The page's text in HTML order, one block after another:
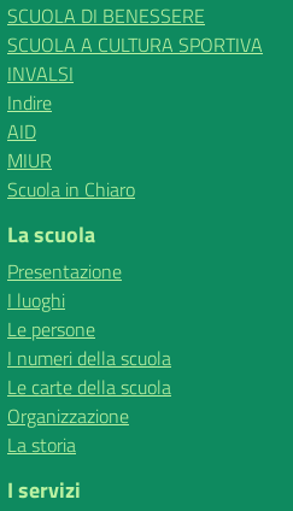
SCUOLA DI BENESSERE
SCUOLA A CULTURA SPORTIVA
INVALSI
Indire
AID
MIUR
Scuola in Chiaro
La scuola
Presentazione
I luoghi
Le persone
I numeri della scuola
Le carte della scuola
Organizzazione
La storia
I servizi